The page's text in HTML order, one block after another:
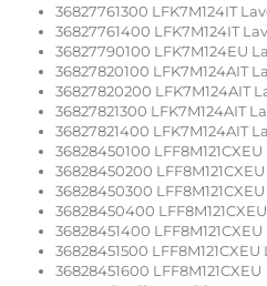
36827761300 LFK7M124IT
36827761400 LFK7M124IT
36827790100 LFK7M124EU
36827820100 LFK7M124AIT
36827820200 LFK7M124AIT
36827821300 LFK7M124AIT
36827821400 LFK7M124AIT
36828450100
36828450200
36828450300
36828450400
36828451400
36828451500
36828451600 LFF8M121CXEU